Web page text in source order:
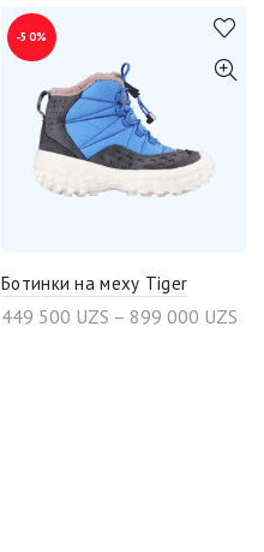
-50%
Ботинки на меху Tiger
449 500 UZS – 899 000 UZS